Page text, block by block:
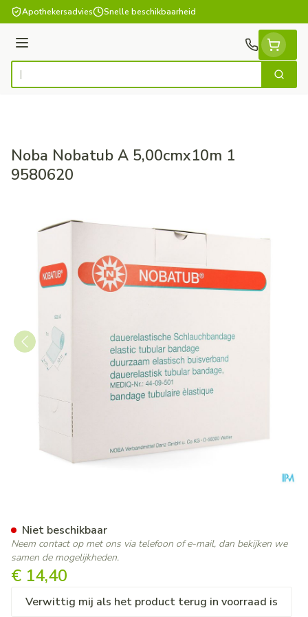
Ga naar de inhoud
Apothekersadvies Snelle beschikbaarheid
Menu
Product, merk, categorie... Zoek
Noba Nobatub A 5,00cmx10m 1
9580620
€ 14,40
Verwittig mij als het product terug in voorraad is
Niet beschikbaar
Neem contact op met ons via telefoon of e-mail, dan bekijken we
samen de mogelijkheden.